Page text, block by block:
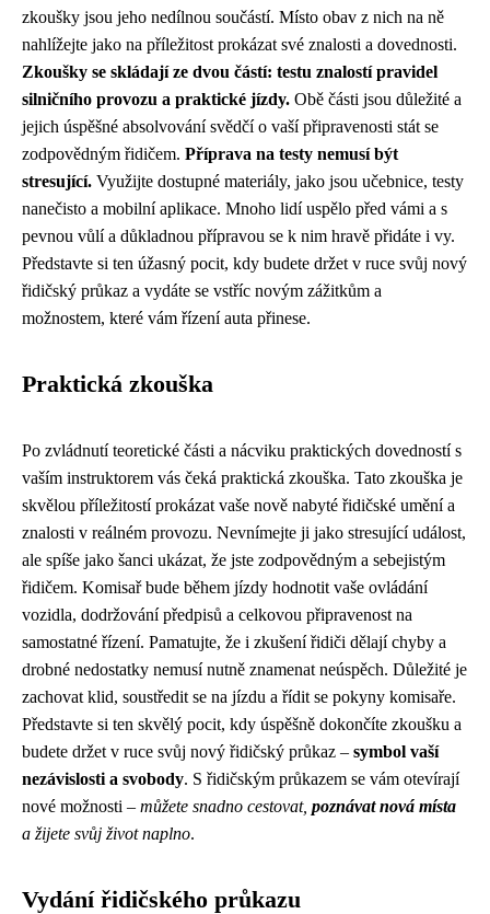
zkoušky jsou jeho nedílnou součástí. Místo obav z nich na ně
nahlížejte jako na příležitost prokázat své znalosti a dovednosti.
Zkoušky se skládají ze dvou částí: testu znalostí pravidel
silničního provozu a praktické jízdy. Obě části jsou důležité a
jejich úspěšné absolvování svědčí o vaší připravenosti stát se
zodpovědným řidičem. Příprava na testy nemusí být
stresující. Využijte dostupné materiály, jako jsou učebnice, testy
nanečisto a mobilní aplikace. Mnoho lidí uspělo před vámi a s
pevnou vůlí a důkladnou přípravou se k nim hravě přidáte i vy.
Představte si ten úžasný pocit, kdy budete držet v ruce svůj nový
řidičský průkaz a vydáte se vstříc novým zážitkům a
možnostem, které vám řízení auta přinese.
Praktická zkouška
Po zvládnutí teoretické části a nácviku praktických dovedností s
vaším instruktorem vás čeká praktická zkouška. Tato zkouška je
skvělou příležitostí prokázat vaše nově nabyté řidičské umění a
znalosti v reálném provozu. Nevnímejte ji jako stresující událost,
ale spíše jako šanci ukázat, že jste zodpovědným a sebejistým
řidičem. Komisař bude během jízdy hodnotit vaše ovládání
vozidla, dodržování předpisů a celkovou připravenost na
samostatné řízení. Pamatujte, že i zkušení řidiči dělají chyby a
drobné nedostatky nemusí nutně znamenat neúspěch. Důležité je
zachovat klid, soustředit se na jízdu a řídit se pokyny komisaře.
Představte si ten skvělý pocit, kdy úspěšně dokončíte zkoušku a
budete držet v ruce svůj nový řidičský průkaz – symbol vaší
nezávislosti a svobody. S řidičským průkazem se vám otevírají
nové možnosti – můžete snadno cestovat, poznávat nová místa
a žijete svůj život naplno.
Vydání řidičského průkazu